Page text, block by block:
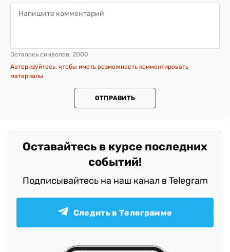
Осталось символов: 2000
Авторизуйтесь, чтобы иметь возможность комментировать
материалы
ОТПРАВИТЬ
Оставайтесь в курсе последних
событий!
Подписывайтесь на наш канал в Telegram
Следить в Телеграмме